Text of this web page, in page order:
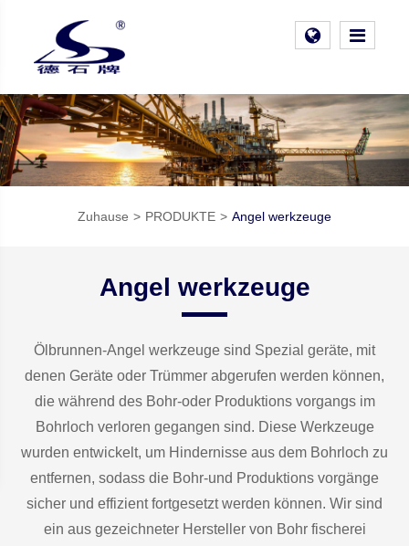
Zuhause PRODUKTE Angel werkzeuge
Angel werkzeuge
Ölbrunnen-Angel werkzeuge sind Spezial geräte, mit
denen Geräte oder Trümmer abgerufen werden können,
die während des Bohr-oder Produktions vorgangs im
Bohrloch verloren gegangen sind. Diese Werkzeuge
wurden entwickelt, um Hindernisse aus dem Bohrloch zu
entfernen, sodass die Bohr-und Produktions vorgänge
sicher und effizient fortgesetzt werden können. Wir sind
ein aus gezeichneter Hersteller von Bohr fischerei